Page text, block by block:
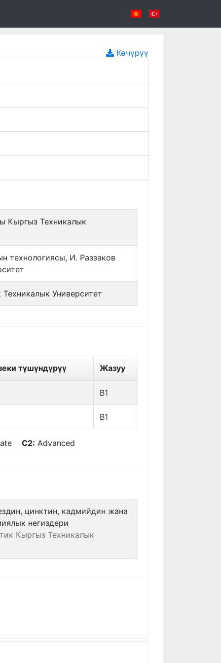
Көчүрүү
Кыргыз Техникалык
технологиясы, И. Раззаков
Университет
түшүндүрүү Жазуу
B1
B1
C2: Advanced
цинктин, кадмийдин жана
негиздери
Кыргыз Техникалык